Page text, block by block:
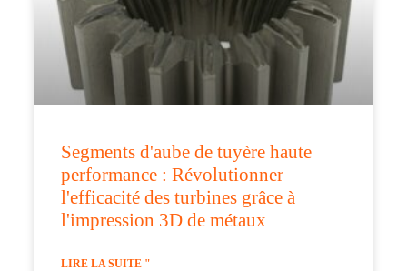
Segments d'aube de tuyère haute
performance : Révolutionner
l'efficacité des turbines grâce à
l'impression 3D de métaux
LIRE LA SUITE "